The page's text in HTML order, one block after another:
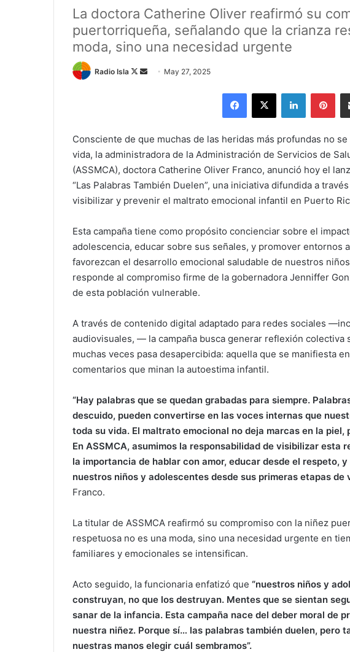
La doctora Catherine Oliver reafirmó su
puertorriqueña, señalando que la crianza
moda, sino una necesidad urgente
Radio Isla
Follow
Send May 27, 2025
Facebook
X LinkedIn
Consciente de que muchas de las heridas más profundas no
vida, la administradora de la Administración de Servicios de
(ASSMCA), doctora Catherine Oliver Franco, anunció hoy el
“Las Palabras También Duelen”, una iniciativa difundida a
visibilizar y prevenir el maltrato emocional infantil en Puerto
Esta campaña tiene como propósito concienciar sobre el
adolescencia, educar sobre sus señales, y promover entornos
favorezcan el desarrollo emocional saludable de nuestros
responde al compromiso firme de la gobernadora Jenniffer
de esta población vulnerable.
A través de contenido digital adaptado para redes sociales
audiovisuales, — la campaña busca generar reflexión colectiva
muchas veces pasa desapercibida: aquella que se manifiesta
comentarios que minan la autoestima infantil.
“Hay palabras que se quedan grabadas para siempre.
descuido, pueden convertirse en las voces internas que
toda su vida. El maltrato emocional no deja marcas en la
En ASSMCA, asumimos la responsabilidad de visibilizar esta
la importancia de hablar con amor, educar desde el respeto,
nuestros niños y adolescentes desde sus primeras etapas de
Franco.
La titular de ASSMCA reafirmó su compromiso con la niñez
respetuosa no es una moda, sino una necesidad urgente en
familiares y emocionales se intensifican.
Acto seguido, la funcionaria enfatizó que “nuestros niños y
construyan, no que los destruyan. Mentes que se sientan
sanar de la infancia. Esta campaña nace del deber moral de
nuestra niñez. Porque sí… las palabras también duelen, pero
nuestras manos elegir cuál sembramos”.